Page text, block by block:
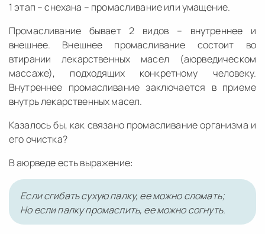
1 этап – снехана – промасливание или умащение.
Промасливание бывает 2 видов – внутреннее и
внешнее. Внешнее промасливание состоит во
втирании лекарственных масел (аюрведическом
массаже), подходящих конкретному человеку.
Внутреннее промасливание заключается в приеме
внутрь лекарственных масел.
Казалось бы, как связано промасливание организма и
его очистка?
В аюрведе есть выражение:
Если сгибать сухую палку, ее можно сломать;
Но если палку промаслить, ее можно согнуть.